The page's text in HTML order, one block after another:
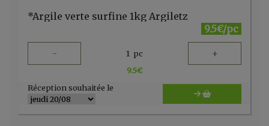
*Argile verte surfine 1kg Argiletz
9.5€/pc
- 1 pc +
9.5€
Réception souhaitée le